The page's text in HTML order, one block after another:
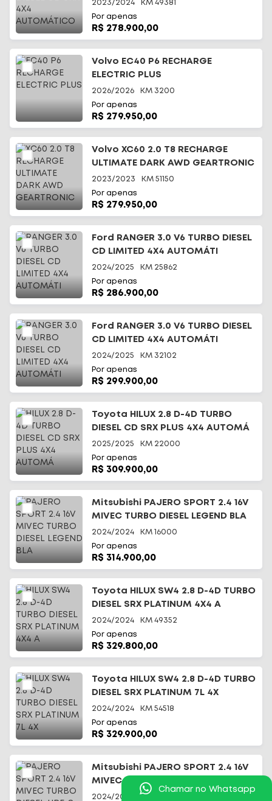
2023/2024 KM 49381
Por apenas
R$ 278.900,00
Volvo EC40 P6 RECHARGE
ELECTRIC PLUS
2026/2026 KM 3200
Por apenas
R$ 279.950,00
Volvo XC60 2.0 T8 RECHARGE
ULTIMATE DARK AWD GEARTRONIC
2023/2023 KM 51150
Por apenas
R$ 279.950,00
Ford RANGER 3.0 V6 TURBO DIESEL
CD LIMITED 4X4 AUTOMÁTI
2024/2025 KM 25862
Por apenas
R$ 286.900,00
Ford RANGER 3.0 V6 TURBO DIESEL
CD LIMITED 4X4 AUTOMÁTI
2024/2025 KM 32102
Por apenas
R$ 299.900,00
Toyota HILUX 2.8 D-4D TURBO
DIESEL CD SRX PLUS 4X4 AUTOMÁ
2025/2025 KM 22000
Por apenas
R$ 309.900,00
Mitsubishi PAJERO SPORT 2.4 16V
MIVEC TURBO DIESEL LEGEND BLA
2024/2024 KM 16000
Por apenas
R$ 314.900,00
Toyota HILUX SW4 2.8 D-4D TURBO
DIESEL SRX PLATINUM 4X4 A
2024/2024 KM 49352
Por apenas
R$ 329.800,00
Toyota HILUX SW4 2.8 D-4D TURBO
DIESEL SRX PLATINUM 7L 4X
2024/2024 KM 54518
Por apenas
R$ 329.900,00
Mitsubishi PAJERO SPORT 2.4 16V
MIVEC TURBO DIESEL HPE-S AWD
2024/2025
Chamar no Whatsapp